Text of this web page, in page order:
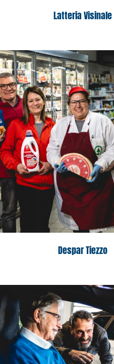
Latteria Visinale
Despar Tiezzo